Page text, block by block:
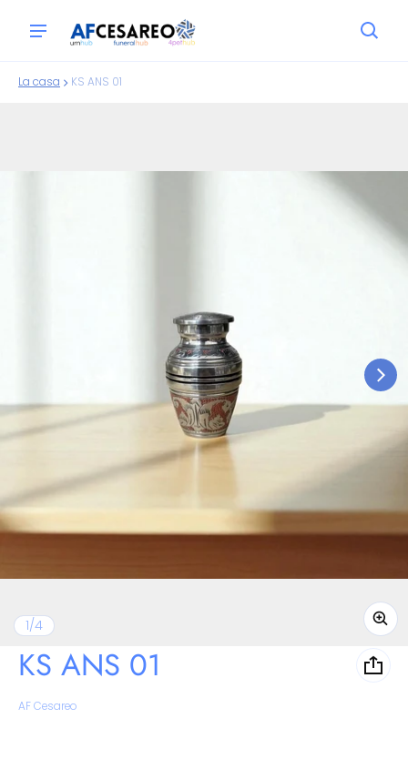
La casa KS ANS 01
1/
di4
KS ANS 01
Venditore:
AF Cesareo